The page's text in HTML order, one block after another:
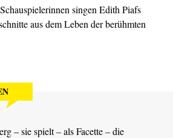
singen Edith Piafs
aus dem Leben der berühmten
– sie spielt – als Facette – die